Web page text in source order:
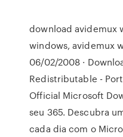
download avidemux
windows, avidemux
06/02/2008 ·
Redistributable -
Official Microsoft
seu 365. Descubra
cada dia com o